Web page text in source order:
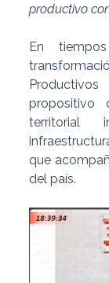
productivo
En
propositivo
territorial
que
del país.